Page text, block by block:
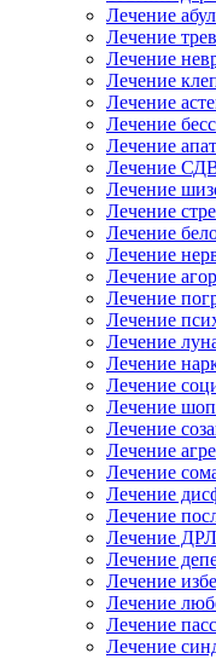
Лечение
Лечение
Лечение
Лечение
Лечение
Лечение
Лечение
Лечение
Лечение
Лечение
Лечение
Лечение
Лечение
Лечение
Лечение
Лечение
Лечение
Лечение
Лечение
Лечение
Лечение
Лечение
Лечение
Лечение
Лечение ДРЛ
Лечение
Лечение
Лечение
Лечение
Лечение